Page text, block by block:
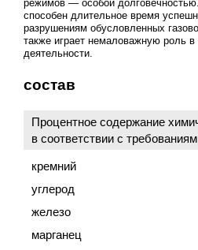
режимов — особой
способен длительное время
разрушениям обусловленных
также играет немаловажную роль
деятельности.
состав
Процентное содержание
в соответствии с
кремний
углерод
железо
марганец